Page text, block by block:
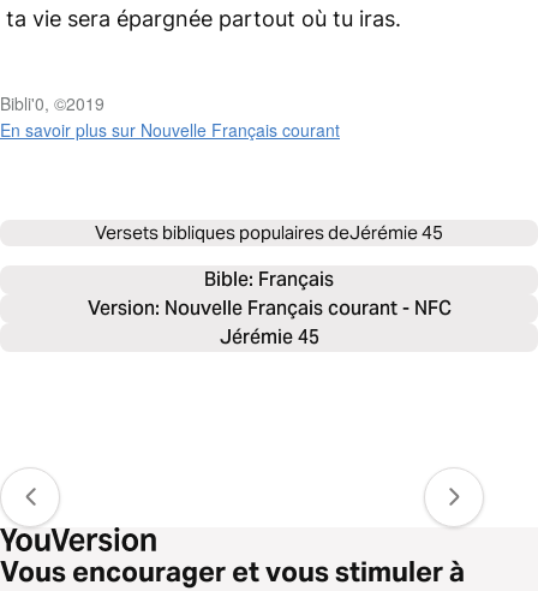
ta vie sera épargnée partout où tu iras.
Bibli'0, ©2019
En savoir plus sur Nouvelle Français courant
Versets bibliques populaires deJérémie 45
Bible: Français
Version: Nouvelle Français courant - NFC
Jérémie 45
Vous encourager et vous stimuler à